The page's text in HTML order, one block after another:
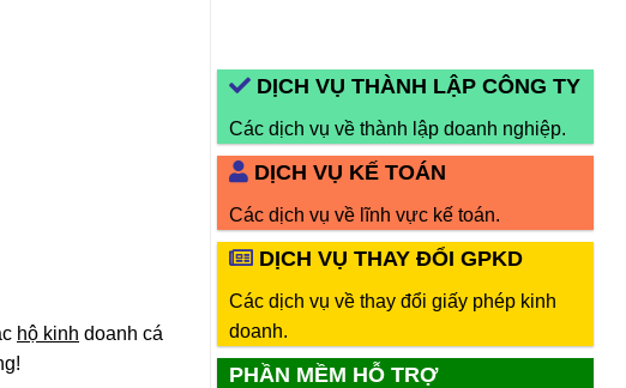
hộ kinh doanh cá
DỊCH VỤ THÀNH LẬP CÔNG TY
Các dịch vụ về thành lập doanh nghiệp.
DỊCH VỤ KẾ TOÁN
Các dịch vụ về lĩnh vực kế toán.
DỊCH VỤ THAY ĐỔI GPKD
Các dịch vụ về thay đổi giấy phép kinh
doanh.
PHẦN MỀM HỖ TRỢ